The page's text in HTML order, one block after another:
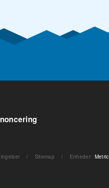
/ Sitemap / Enheder: Metric